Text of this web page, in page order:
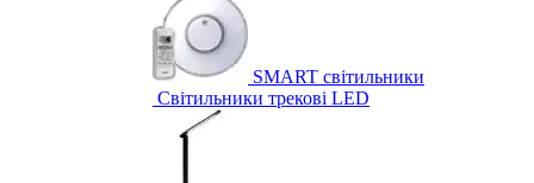
SMART світильники
Світильники трекові LED